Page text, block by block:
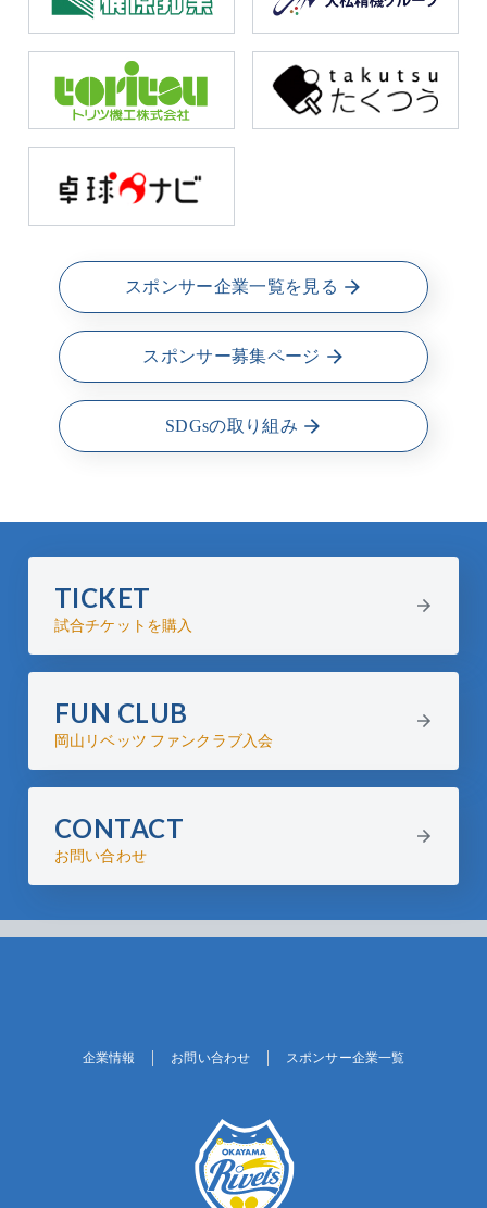
スポンサー企業一覧を見る
スポンサー募集ページ
SDGsの取り組み
TICKET
試合チケットを購入
FUN CLUB
岡山リベッツ ファンクラブ入会
CONTACT
お問い合わせ
企業情報 お問い合わせ スポンサー企業一覧